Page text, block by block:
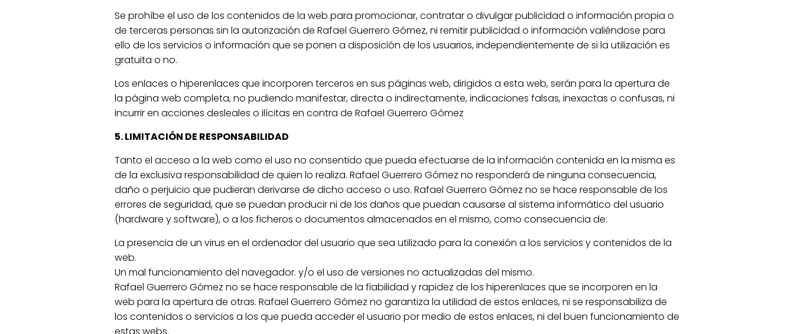
Se prohíbe el uso de los contenidos de la web para promocionar, contratar o divulgar publicidad o información propia o
de terceras personas sin la autorización de Rafael Guerrero Gómez, ni remitir publicidad o información valiéndose para
ello de los servicios o información que se ponen a disposición de los usuarios, independientemente de si la utilización es
gratuita o no.
Los enlaces o hiperenlaces que incorporen terceros en sus páginas web, dirigidos a esta web, serán para la apertura de
la página web completa, no pudiendo manifestar, directa o indirectamente, indicaciones falsas, inexactas o confusas, ni
incurrir en acciones desleales o ilícitas en contra de Rafael Guerrero Gómez
5. LIMITACIÓN DE RESPONSABILIDAD
Tanto el acceso a la web como el uso no consentido que pueda efectuarse de la información contenida en la misma es
de la exclusiva responsabilidad de quien lo realiza. Rafael Guerrero Gómez no responderá de ninguna consecuencia,
daño o perjuicio que pudieran derivarse de dicho acceso o uso. Rafael Guerrero Gómez no se hace responsable de los
errores de seguridad, que se puedan producir ni de los daños que puedan causarse al sistema informático del usuario
(hardware y software), o a los ficheros o documentos almacenados en el mismo, como consecuencia de:
La presencia de un virus en el ordenador del usuario que sea utilizado para la conexión a los servicios y contenidos de la
web.
Un mal funcionamiento del navegador. y/o el uso de versiones no actualizadas del mismo.
Rafael Guerrero Gómez no se hace responsable de la fiabilidad y rapidez de los hiperenlaces que se incorporen en la
web para la apertura de otras. Rafael Guerrero Gómez no garantiza la utilidad de estos enlaces, ni se responsabiliza de
los contenidos o servicios a los que pueda acceder el usuario por medio de estos enlaces, ni del buen funcionamiento de